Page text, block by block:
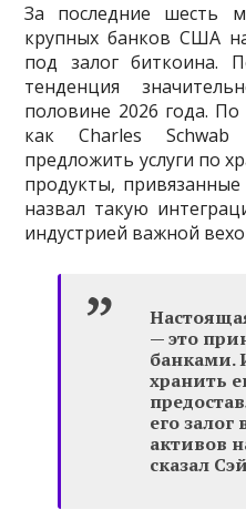
За последние шесть
крупных банков США
под залог биткоина.
тенденция
половине 2026 года.
как Charles Schwab
предложить услуги по
продукты,
назвал такую
индустрией важной
— это
банками.
хранить
его залог
активов
сказал